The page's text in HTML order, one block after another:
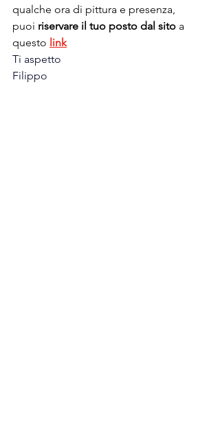
qualche ora di pittura e presenza,
puoi riservare il tuo posto dal sito a
questo link
Ti aspetto
Filippo